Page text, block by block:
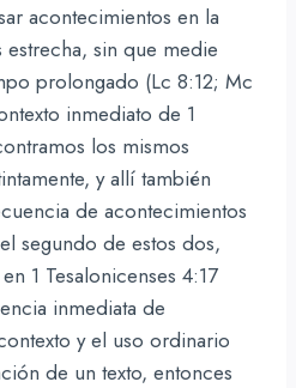
acontecimientos en la
sin que medie
prolongado (Lc 8:12; Mc
inmediato de 1
los mismos
y allí también
de acontecimientos
segundo de estos dos,
1 Tesalonicenses 4:17
inmediata de
y el uso ordinario
de un texto, entonces